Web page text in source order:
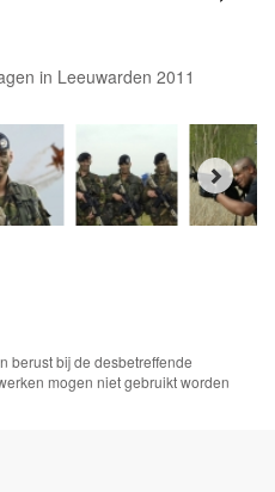
in Leeuwarden 2011
berust bij de desbetreffende
mogen niet gebruikt worden